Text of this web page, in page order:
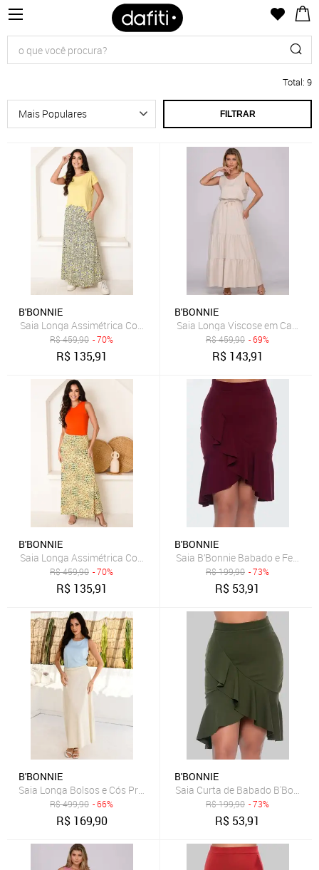
Total: 9
FILTRAR
B'BONNIE
Saia Longa Assimétrica Com Bolsos B’Bonnie Úrsula Floral Azul
R$459,90 - 70%
R$ 135,91
B'BONNIE
Saia Longa Viscose em
R$459,90 - 69%
R$ 143,91
B'BONNIE
Saia Longa Assimétrica Com Bolsos B’Bonnie Úrsula Floral Laranja
R$459,90 - 70%
R$ 135,91
B'BONNIE
Saia B’Bonnie Babado e Fenda
R$199,90 - 73%
R$ 53,91
B'BONNIE
Saia Longa Bolsos e Cós Pregueado B’Bonnie Débora Bege
R$499,90 - 66%
R$ 169,90
B'BONNIE
Saia Curta de Babado B'Bonnie
R$199,90 - 73%
R$ 53,91